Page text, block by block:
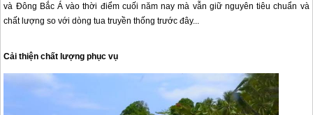
và Ðông Bắc Á vào thời điểm cuối năm nay mà vẫn giữ nguyên tiêu chuẩn và
chất lượng so với dòng tua truyền thống trước đây...
Cải thiện chất lượng phục vụ